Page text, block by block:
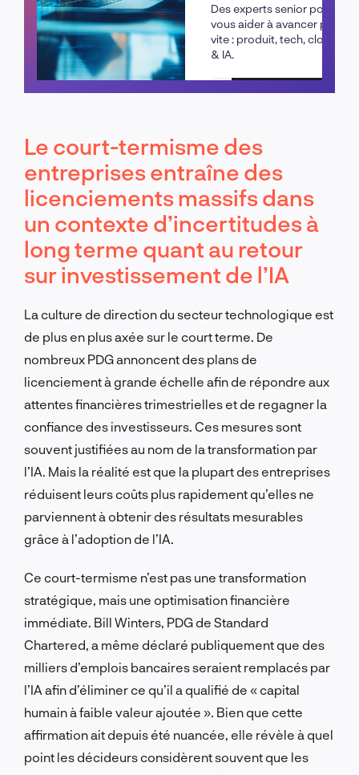
Des experts senior pour
vous aider à avancer plus
vite : produit, tech, cloud
& IA.
Planifier un appel
Le court-termisme des
entreprises entraîne des
licenciements massifs dans
un contexte d’incertitudes à
long terme quant au retour
sur investissement de l’IA
La culture de direction du secteur technologique est
de plus en plus axée sur le court terme. De
nombreux PDG annoncent des plans de
licenciement à grande échelle afin de répondre aux
attentes financières trimestrielles et de regagner la
confiance des investisseurs. Ces mesures sont
souvent justifiées au nom de la transformation par
l’IA. Mais la réalité est que la plupart des entreprises
réduisent leurs coûts plus rapidement qu’elles ne
parviennent à obtenir des résultats mesurables
grâce à l’adoption de l’IA.
Ce court-termisme n’est pas une transformation
stratégique, mais une optimisation financière
immédiate. Bill Winters, PDG de Standard
Chartered, a même déclaré publiquement que des
milliers d’emplois bancaires seraient remplacés par
l’IA afin d’éliminer ce qu’il a qualifié de « capital
humain à faible valeur ajoutée ». Bien que cette
affirmation ait depuis été nuancée, elle révèle à quel
point les décideurs considèrent souvent que les